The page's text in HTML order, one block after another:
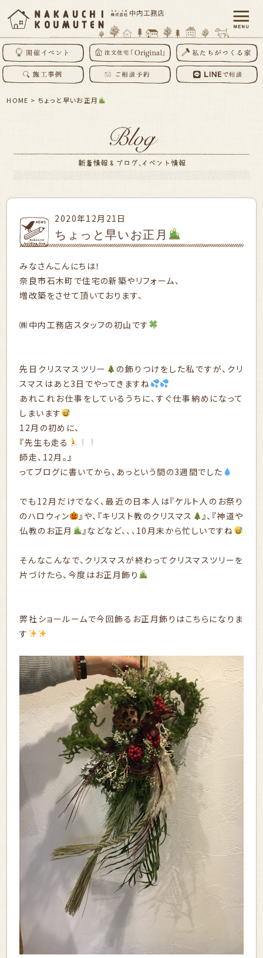
HOME > ちょっと早いお正月
2020年12月21日
ちょっと早いお正月
みなさんこんにちは！
奈良市石木町で住宅の新築やリフォーム、
増改築をさせて頂いております、
㈱中内工務店スタッフの初山です
先日クリスマスツリー
の飾りつけをした私ですが、クリ
スマスはあと3日でやってきますね
あれこれお仕事をしているうちに、すぐ仕事納めになって
しまいます
12月の初めに、
『先生も走る
師走、12月。』
ってブログに書いてから、あっという間の3週間でした
でも12月だけでなく、最近の日本人は『ケルト人のお祭り
のハロウィン
』や、『キリスト教のクリスマス
』、『神道や
仏教のお正月
』などなど、、、10月末から忙しいですね
そんなこんなで、クリスマスが終わってクリスマスツリーを
片づけたら、今度はお正月飾り
弊社ショールームで今回飾るお正月飾りはこちらになりま
す